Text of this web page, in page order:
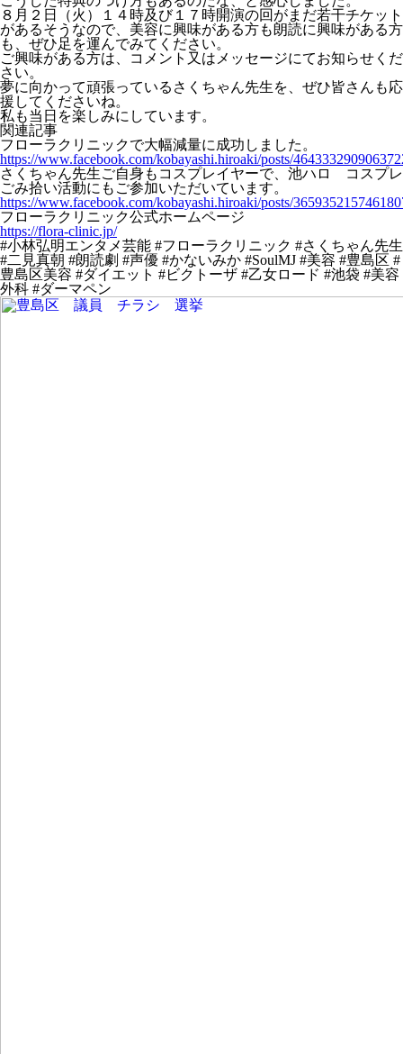
８月２日（火）１４時及び１７時開演の回がまだ若干チケット
があるそうなので、美容に興味がある方も朗読に興味がある方
も、ぜひ足を運んでみてください。
ご興味がある方は、コメント又はメッセージにてお知らせくだ
さい。
夢に向かって頑張っているさくちゃん先生を、ぜひ皆さんも応
援してくださいね。
私も当日を楽しみにしています。
関連記事
フローラクリニックで大幅減量に成功しました。
https://www.facebook.com/kobayashi.hiroaki/posts/
さくちゃん先生ご自身もコスプレイヤーで、池ハロ コスプレ
ごみ拾い活動にもご参加いただいています。
https://www.facebook.com/kobayashi.hiroaki/posts/
フローラクリニック公式ホームページ
https://flora-clinic.jp/
#小林弘明エンタメ芸能 #フローラクリニック #さくちゃん先生
#二見真朝 #朗読劇 #声優 #かないみか #SoulMJ #美容 #豊島区 #
豊島区美容 #ダイエット #ビクトーザ #乙女ロード #池袋 #美容
外科 #ダーマペン